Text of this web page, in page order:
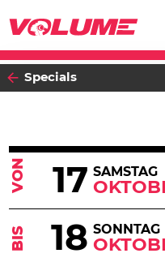
Specials
VON 17 SAMSTAG
BIS 18 SONNTAG